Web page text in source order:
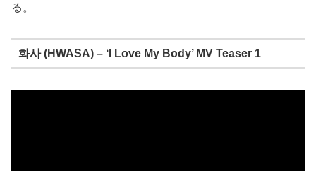
る。
화사 (HWASA) – ‘I Love My Body’ MV Teaser 1